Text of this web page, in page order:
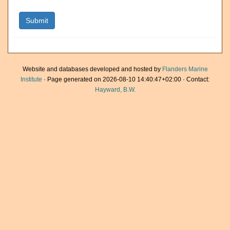
Website and databases developed and hosted by Flanders Marine
Institute · Page generated on 2026-08-10 14:40:47+02:00 · Contact:
Hayward, B.W.